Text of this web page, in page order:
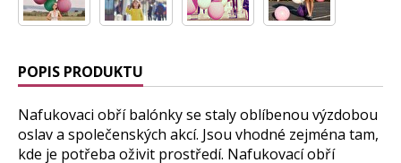
POPIS PRODUKTU
Nafukovaci obří balónky se staly oblíbenou výzdobou
oslav a společenských akcí. Jsou vhodné zejména tam,
kde je potřeba oživit prostředí. Nafukovací obří